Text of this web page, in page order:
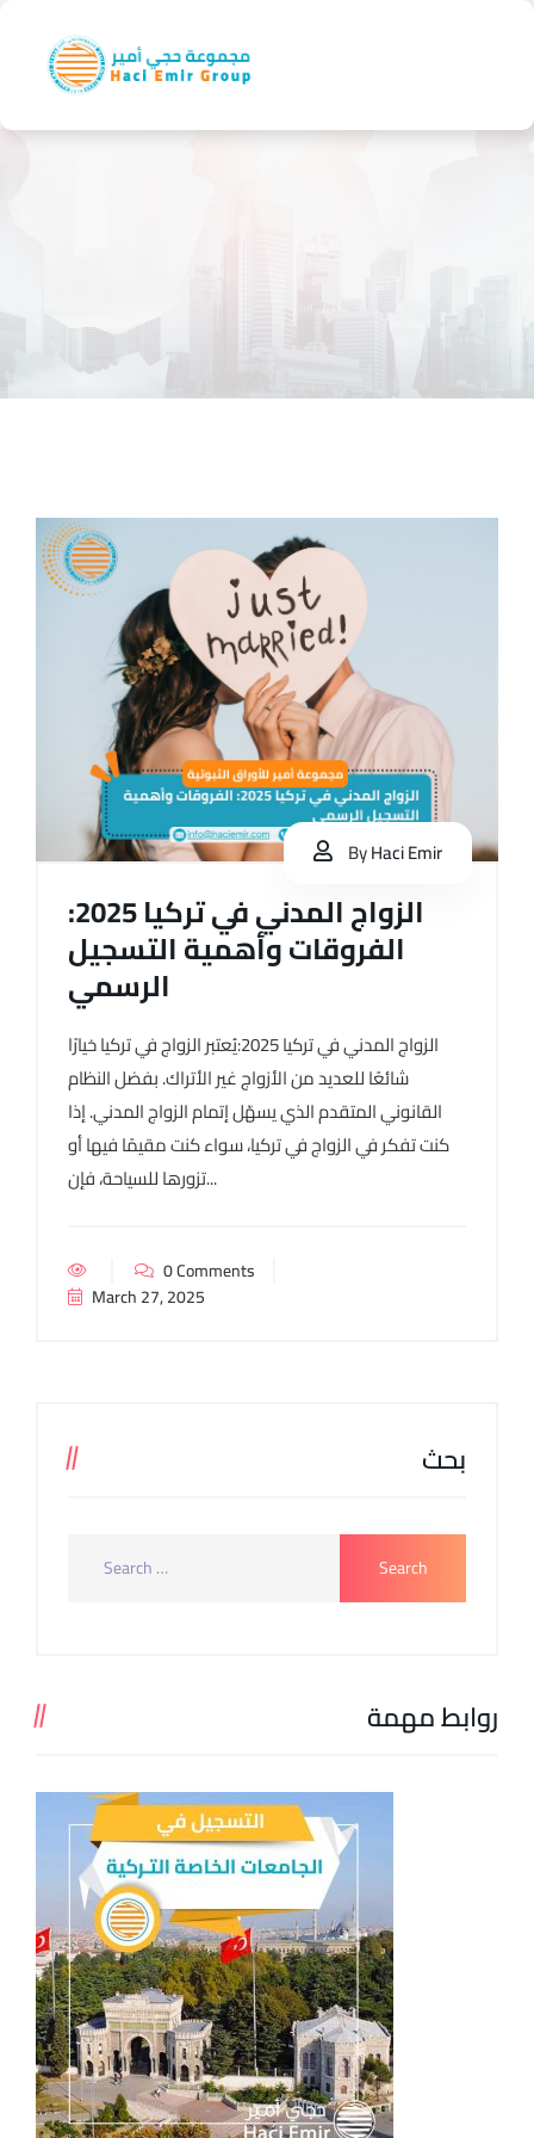
ByHaci Emir
الزواج المدني في تركيا 2025:
الفروقات وأهمية التسجيل
الرسمي
الزواج المدني في تركيا 2025:يُعتبر الزواج في تركيا خيارًا
شائعًا للعديد من الأزواج غير الأتراك. بفضل النظام
القانوني المتقدم الذي يسهّل إتمام الزواج المدني. إذا
كنت تفكر في الزواج في تركيا، سواء كنت مقيمًا فيها أو
تزورها للسياحة، فإن...
0 Comments
March 27, 2025
بحث
روابط مهمة